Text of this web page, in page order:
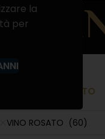
la
per
PRODOTTO
VINO ROSATO (60)